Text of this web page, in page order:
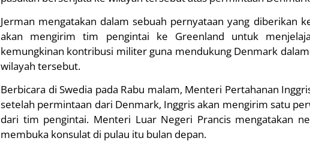
Jerman mengatakan dalam sebuah pernyataan yang diberikan
akan mengirim tim pengintai ke Greenland untuk
kemungkinan kontribusi militer guna mendukung Denmark
wilayah tersebut.
Berbicara di Swedia pada Rabu malam, Menteri Pertahanan
setelah permintaan dari Denmark, Inggris akan mengirim satu
dari tim pengintai. Menteri Luar Negeri Prancis mengatakan
membuka konsulat di pulau itu bulan depan.